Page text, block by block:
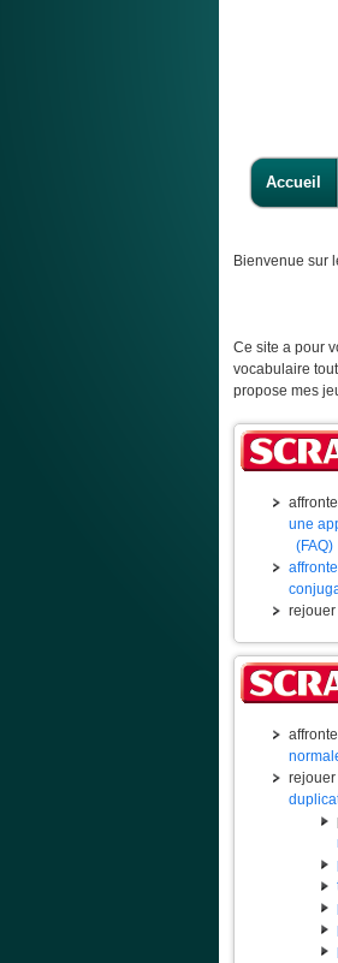
Accueil
Bienvenue sur
Ce site a pour
vocabulaire
propose mes
une
(FAQ)
rejouer
rejouer